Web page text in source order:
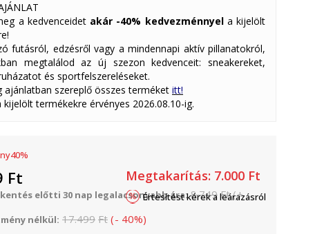
a kedvenceidet akár -40% kedvezménnyel a kijelölt
futásról, edzésről vagy a mindennapi aktív pillanatokról,
megtalálod az új szezon kedvenceit: sneakereket,
és sportfelszereléseket.
ajánlatban szereplő összes terméket itt!
kijelölt termékekre érvényes 2026.08.10-ig.
40%
Ft
előtti 30 nap legalacsonyabb ára: 8.749 Ft (+
nélkül: 17.499 Ft (- 40%)
Megtakarítás: 7.000 Ft
Értesítést kérek a leárazásról